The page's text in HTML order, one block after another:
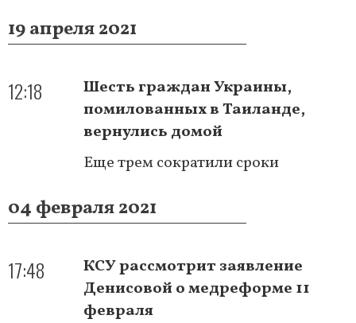
19 апреля 2021
12:18
Шесть граждан Украины,
помилованных в Таиланде,
вернулись домой
Еще трем сократили сроки
04 февраля 2021
17:48
КСУ рассмотрит заявление
Денисовой о медреформе 11
февраля